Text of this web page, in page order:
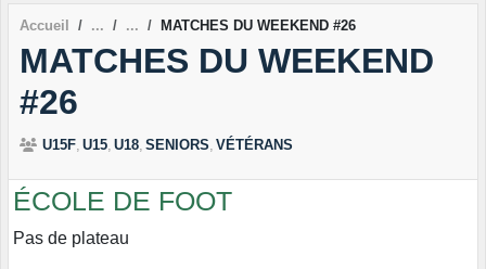
Accueil MATCHES DU WEEKEND #26
MATCHES DU WEEKEND
#26
U15F U15 U18 SENIORS VÉTÉRANS
ÉCOLE DE FOOT
Pas de plateau